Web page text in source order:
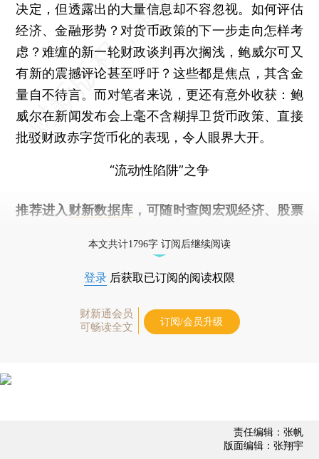
决定，但透露出的大量信息却不容忽视。如何评估
经济、金融形势？对货币政策的下一步走向怎样考
虑？难缠的新一轮财政谈判再次搁浅，鲍威尔可又
有新的震撼评论甚至呼吁？这些都是焦点，其含金
量自不待言。而对笔者来说，更还有意外收获：鲍
威尔在新闻发布会上毫不含糊捍卫货币政策、直接
批驳财政赤字货币化的表现，令人眼界大开。
“流动性陷阱”之争
推荐进入 财新数据库 ，可随时查阅宏观经济、股票
本文共计1796字 订阅后继续阅读
登录 后获取已订阅的阅读权限
财新通会员
可畅读全文
订阅/会员升级
责任编辑：张帆
版面编辑：张翔宇